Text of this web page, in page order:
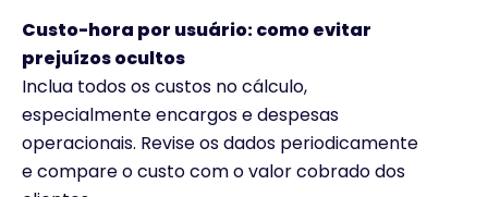
Custo-hora por usuário: como evitar
prejuízos ocultos
Inclua todos os custos no cálculo,
especialmente encargos e despesas
operacionais. Revise os dados periodicamente
e compare o custo com o valor cobrado dos